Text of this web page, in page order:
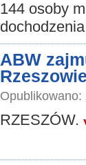
144 osoby
ABW
Rzeszowie
RZESZÓW.